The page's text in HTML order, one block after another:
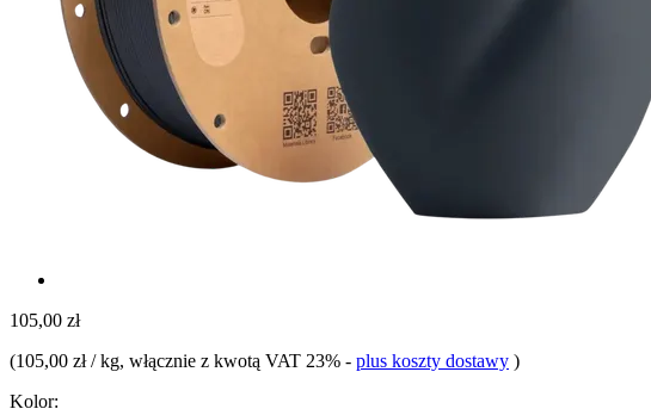
105,00 zł
(105,00 zł / kg, włącznie z kwotą VAT 23% - plus koszty dostawy )
Kolor: